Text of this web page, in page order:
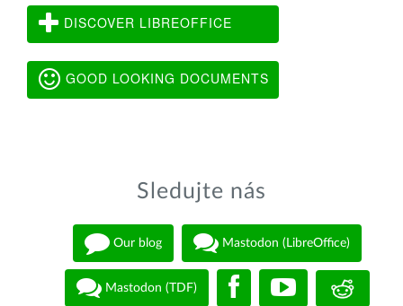
DISCOVER LIBREOFFICE
GOOD LOOKING DOCUMENTS
Sledujte nás
Our blog Mastodon (LibreOffice)
Mastodon (TDF)